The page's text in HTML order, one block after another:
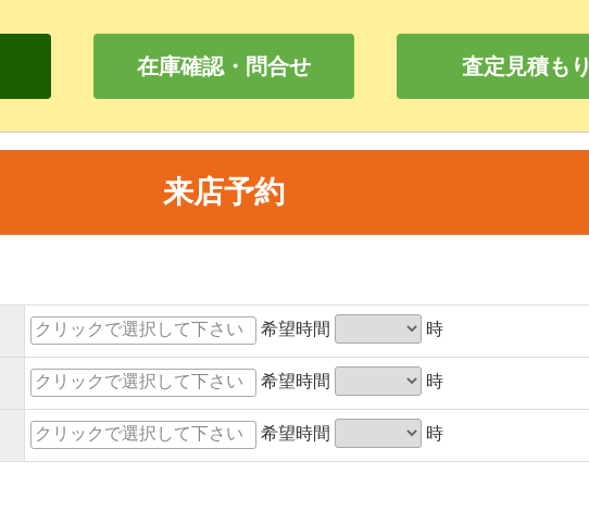
在庫確認・問合せ 査定見積もり
来店予約
希望時間 時
希望時間 時
希望時間 時